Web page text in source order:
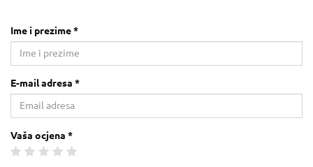
Ime i prezime *
E-mail adresa *
Vaša ocjena *